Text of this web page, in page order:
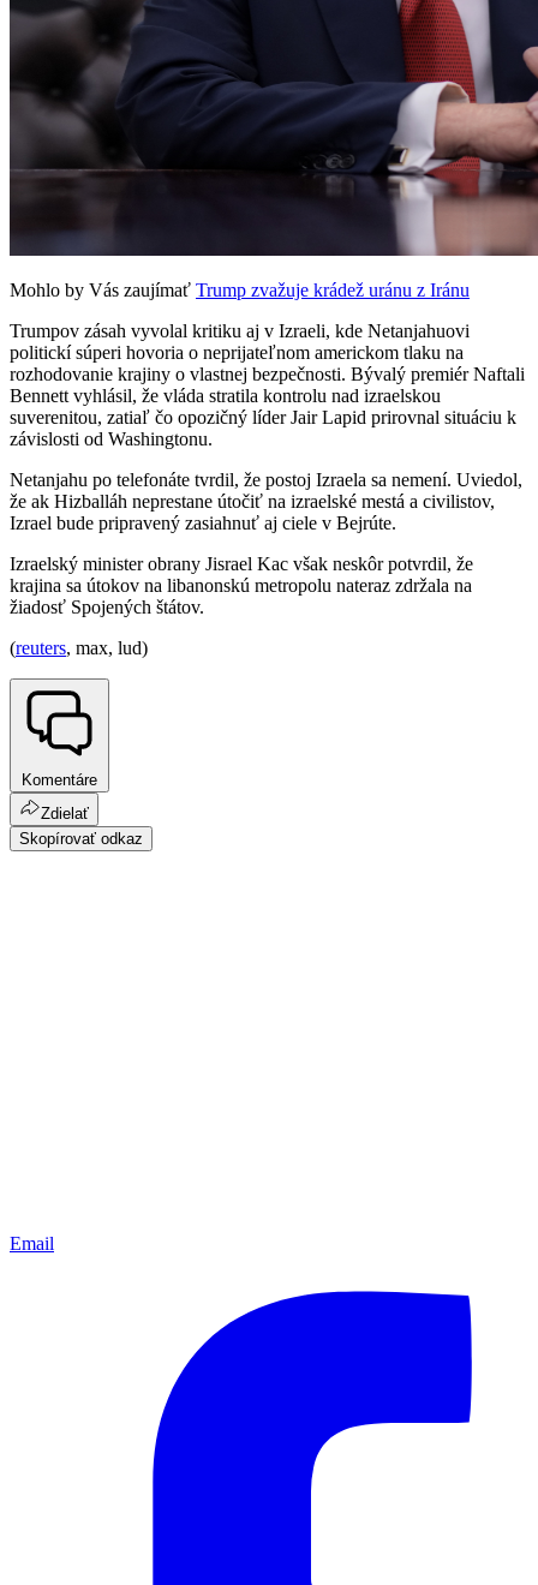
Mohlo by Vás zaujímať Trump zvažuje krádež uránu z Iránu
Trumpov zásah vyvolal kritiku aj v Izraeli, kde Netanjahuovi
politickí súperi hovoria o neprijateľnom americkom tlaku na
rozhodovanie krajiny o vlastnej bezpečnosti. Bývalý premiér Naftali
Bennett vyhlásil, že vláda stratila kontrolu nad izraelskou
suverenitou, zatiaľ čo opozičný líder Jair Lapid prirovnal situáciu k
závislosti od Washingtonu.
Netanjahu po telefonáte tvrdil, že postoj Izraela sa nemení. Uviedol,
že ak Hizballáh neprestane útočiť na izraelské mestá a civilistov,
Izrael bude pripravený zasiahnuť aj ciele v Bejrúte.
Izraelský minister obrany Jisrael Kac však neskôr potvrdil, že
krajina sa útokov na libanonskú metropolu nateraz zdržala na
žiadosť Spojených štátov.
(reuters, max, lud)
Komentáre
Zdielať
Skopírovať odkaz
Email